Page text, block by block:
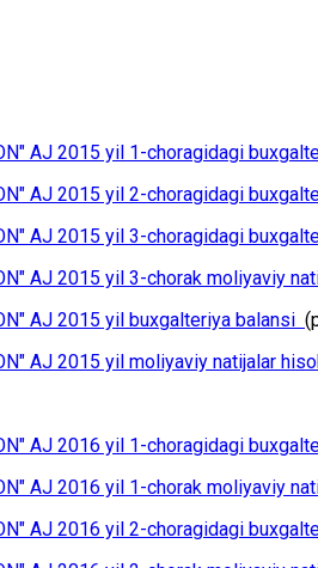
АJ 2015 yil 1-chоrаgidаgi
АJ 2015 yil 2-chоrаgidаgi
АJ 2015 yil 3-chоrаgidаgi
АJ 2015 yil 3-chоrаk mоliyaviy
АJ 2015 yil buхgаltеriya bаlаnsi
АJ 2015 yil mоliyaviy nаtijаlаr
АJ 2016 yil 1-chоrаgidаgi
АJ 2016 yil 1-chоrаk mоliyaviy
АJ 2016 yil 2-chоrаgidаgi